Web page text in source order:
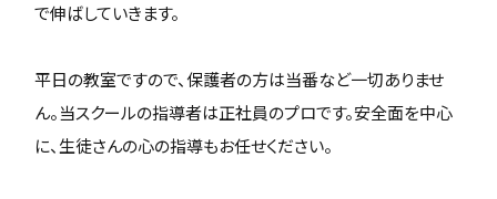
で伸ばしていきます。
平日の教室ですので、保護者の方は当番など一切ありませ
ん。当スクールの指導者は正社員のプロです。安全面を中心
に、生徒さんの心の指導もお任せください。